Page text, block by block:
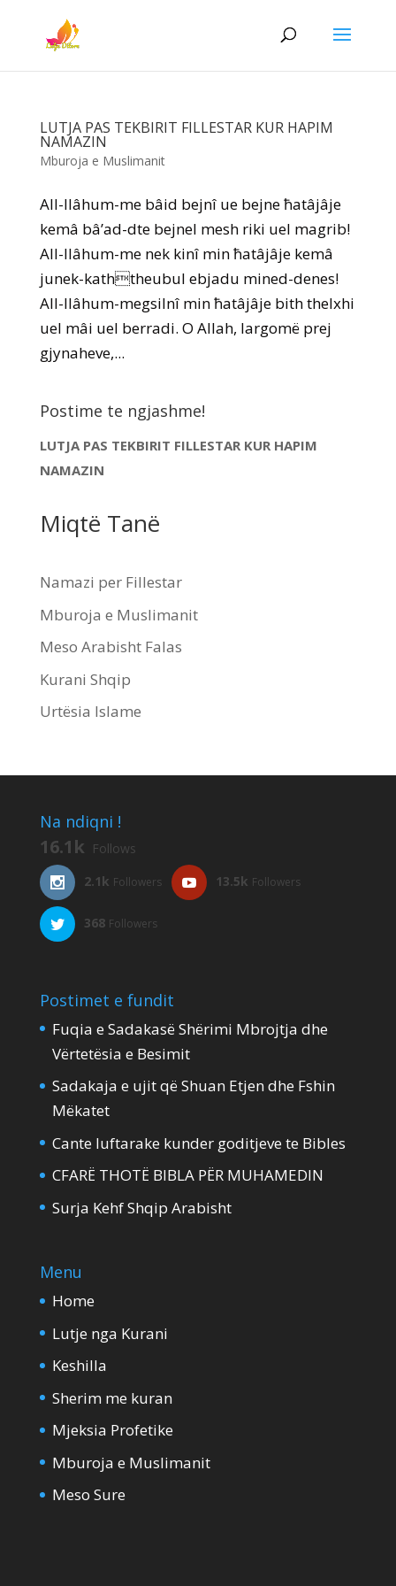
LUTJA PAS TEKBIRIT FILLESTAR KUR HAPIM
NAMAZIN
Mburoja e Muslimanit
All-llâhum-me bâid bejnî ue bejne ħatâjâje
kemâ bâ’ad-dte bejnel mesh riki uel magrib!
All-llâhum-me nek kinî min ħatâjâje kemâ
junek-kaththeubul ebjadu mined-denes!
All-llâhum-megsilnî min ħatâjâje bith thelxhi
uel mâi uel berradi. O Allah, largomë prej
gjynaheve,...
Postime te ngjashme!
LUTJA PAS TEKBIRIT FILLESTAR KUR HAPIM
NAMAZIN
Miqtë Tanë
Namazi per Fillestar
Mburoja e Muslimanit
Meso Arabisht Falas
Kurani Shqip
Urtësia Islame
Na ndiqni !
16.1k Follows
2.1k Followers 13.5k Followers
368 Followers
Postimet e fundit
Fuqia e Sadakasë Shërimi Mbrojtja dhe
Vërtetësia e Besimit
Sadakaja e ujit që Shuan Etjen dhe Fshin
Mëkatet
Cante luftarake kunder goditjeve te Bibles
CFARË THOTË BIBLA PËR MUHAMEDIN
Surja Kehf Shqip Arabisht
Menu
Home
Lutje nga Kurani
Keshilla
Sherim me kuran
Mjeksia Profetike
Mburoja e Muslimanit
Meso Sure